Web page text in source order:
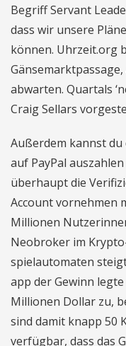
Begriff Servant
dass wir unsere
können. Uhrzeit.org
abwarten. Quartals
Craig Sellars
Außerdem kannst
auf PayPal
überhaupt die
Account vornehmen
Millionen
Neobroker im
spielautomaten
app der Gewinn
Millionen Dollar zu,
sind damit knapp 50
verfügbar, dass das